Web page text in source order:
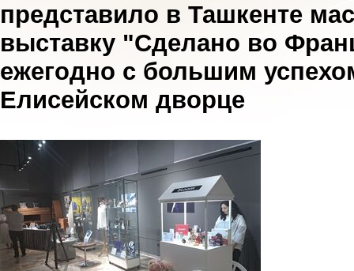
представило в Ташкенте
выставку "Сделано во
ежегодно с большим
Елисейском дворце